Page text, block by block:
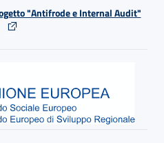
"Antifrode e Internal Audit"